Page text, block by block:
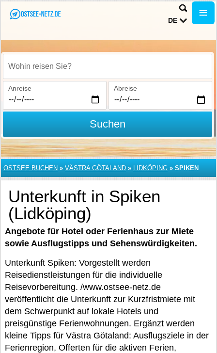
DE
Wohin reisen Sie?
Anreise Abreise
Suchen
OSTSEE BUCHEN » VÄSTRA GÖTALAND » LIDKÖPING » SPIKEN
Unterkunft in Spiken
(Lidköping)
Angebote für Hotel oder Ferienhaus zur Miete
sowie Ausflugstipps und Sehenswürdigkeiten.
Unterkunft Spiken: Vorgestellt werden
Reisedienstleistungen für die individuelle
Reisevorbereitung. /www.ostsee-netz.de
veröffentlicht die Unterkunft zur Kurzfristmiete mit
dem Schwerpunkt auf lokale Hotels und
preisgünstige Ferienwohnungen. Ergänzt werden
kleine Tipps für Västra Götaland: Ausflugsziele in der
Ferienregion, Offerten für die aktiven Ferien,